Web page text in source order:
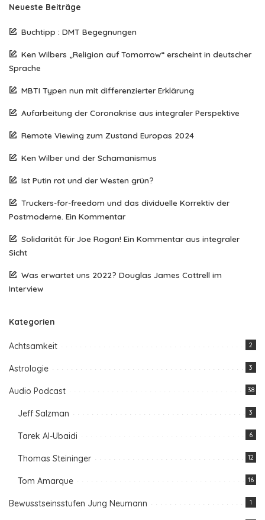
Neueste Beiträge
Buchtipp : DMT Begegnungen
Ken Wilbers „Religion auf Tomorrow“ erscheint in deutscher
Sprache
MBTI Typen nun mit differenzierter Erklärung
Aufarbeitung der Coronakrise aus integraler Perspektive
Remote Viewing zum Zustand Europas 2024
Ken Wilber und der Schamanismus
Ist Putin rot und der Westen grün?
Truckers-for-freedom und das dividuelle Korrektiv der
Postmoderne. Ein Kommentar
Solidarität für Joe Rogan! Ein Kommentar aus integraler
Sicht
Was erwartet uns 2022? Douglas James Cottrell im
Interview
Kategorien
Achtsamkeit 2
Astrologie 3
Audio Podcast 38
Jeff Salzman 3
Tarek Al-Ubaidi 6
Thomas Steininger 12
Tom Amarque 16
Bewusstseinsstufen Jung Neumann 1